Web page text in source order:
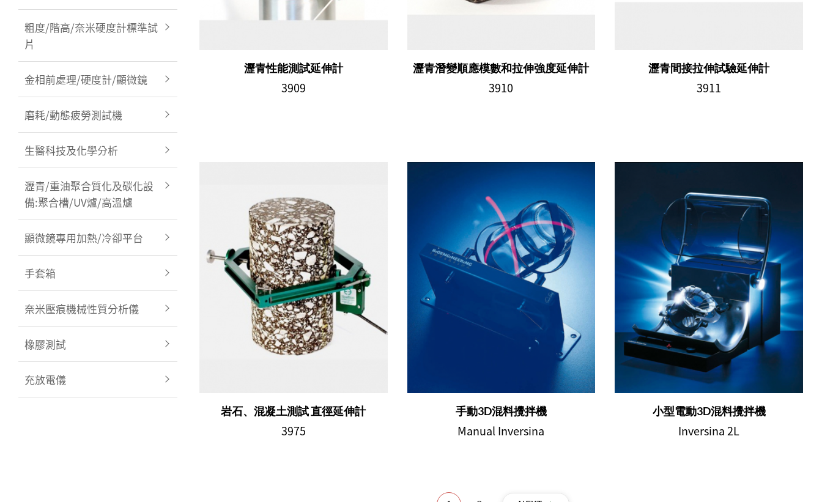
粗度/階高/奈米硬度計標準試
片
金相前處理/硬度計/顯微鏡
磨耗/動態疲勞測試機
生醫科技及化學分析
瀝青/重油聚合質化及碳化設
備:聚合槽/UV爐/高溫爐
顯微鏡專用加熱/冷卻平台
手套箱
奈米壓痕機械性質分析儀
橡膠測試
充放電儀
瀝青性能測試延伸計
3909
瀝青潛變順應模數和拉伸強度延伸計
3910
瀝青間接拉伸試驗延伸計
3911
岩石、混凝土測試 直徑延伸計
3975
手動3D混料攪拌機
Manual Inversina
小型電動3D混料攪拌機
Inversina 2L